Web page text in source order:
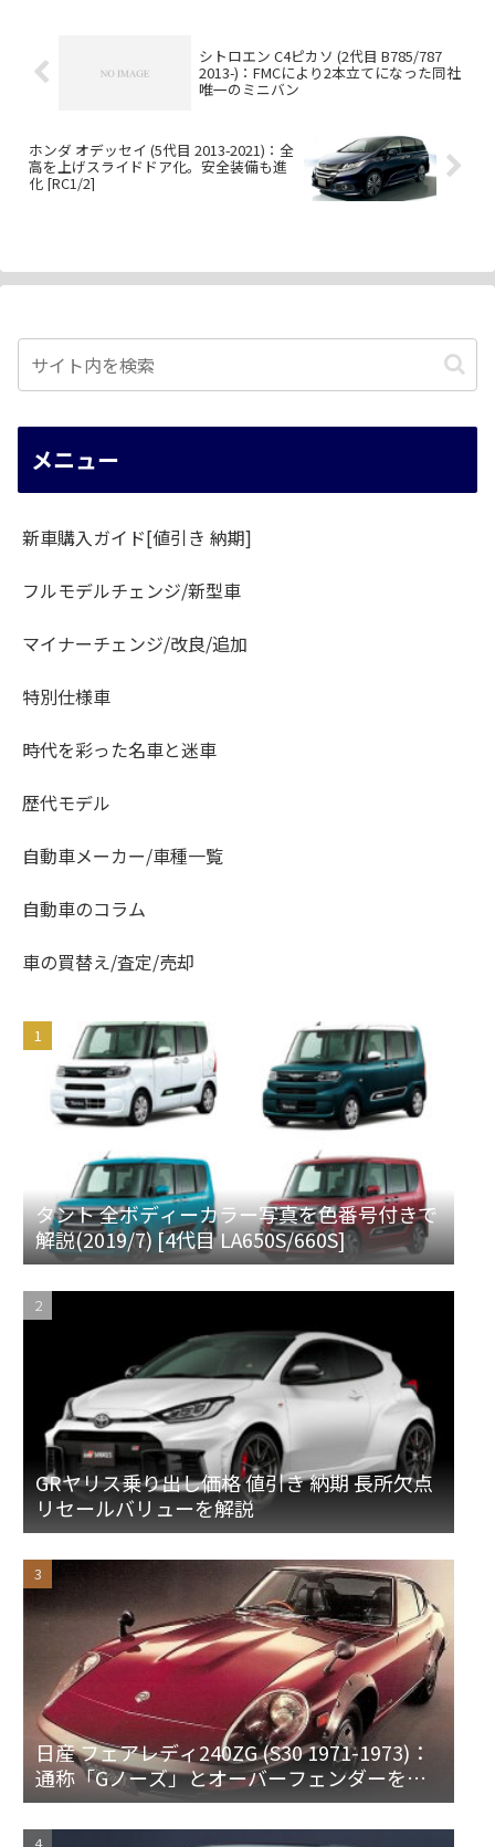
シトロエン C4ピカソ (2代目 B785/787
2013-)：FMCにより2本立てになった同社
唯一のミニバン
ホンダ オデッセイ (5代目 2013-2021)：全
高を上げスライドドア化。安全装備も進
化 [RC1/2]
メニュー
新車購入ガイド[値引き 納期]
フルモデルチェンジ/新型車
マイナーチェンジ/改良/追加
特別仕様車
時代を彩った名車と迷車
歴代モデル
自動車メーカー/車種一覧
自動車のコラム
車の買替え/査定/売却
タント 全ボディーカラー写真を色番号付きで
解説(2019/7) [4代目 LA650S/660S]
GRヤリス乗り出し価格 値引き 納期 長所欠点
リセールバリューを解説
日産 フェアレディ240ZG (S30 1971-1973)：
通称「Gノーズ」とオーバーフェンダーを装
備した特別なZ